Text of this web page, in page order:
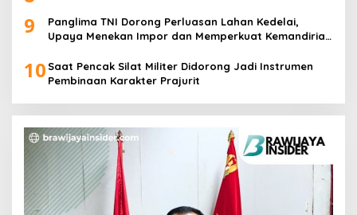
9
Panglima TNI Dorong Perluasan Lahan Kedelai,
Upaya Menekan Impor dan Memperkuat Kemandirian
10 Saat Pencak Silat Militer Didorong Jadi Instrumen
Pembinaan Karakter Prajurit